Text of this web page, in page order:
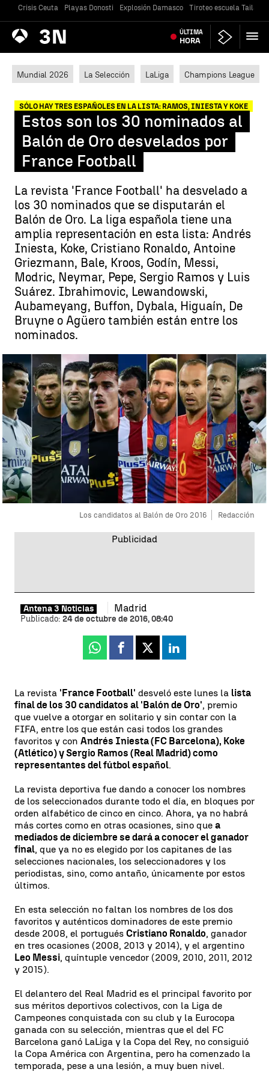
Crisis Ceuta Playas Donosti Explosión Damasco Tiroteo escuela
Antena
3 Noticias ÚLTIMA
HORA
Mundial 2026 La Selección LaLiga Champions League
SÓLO HAY TRES ESPAÑOLES EN LA LISTA: RAMOS, INIESTA Y KOKE
Estos son los 30 nominados al
Balón de Oro desvelados por
France Football
La revista 'France Football' ha desvelado a
los 30 nominados que se disputarán el
Balón de Oro. La liga española tiene una
amplia representación en esta lista: Andrés
Iniesta, Koke, Cristiano Ronaldo, Antoine
Griezmann, Bale, Kroos, Godín, Messi,
Modric, Neymar, Pepe, Sergio Ramos y Luis
Suárez. Ibrahimovic, Lewandowski,
Aubameyang, Buffon, Dybala, Higuaín, De
Bruyne o Agüero también están entre los
nominados.
Los candidatos al Balón de Oro 2016 Redacción
Antena 3 Noticias Madrid
Publicado: 24 de octubre de 2016, 08:40
Whatsapp
Facebook
X Linkedin
La revista 'France Football' desveló este lunes la lista
final de los 30 candidatos al 'Balón de Oro', premio
que vuelve a otorgar en solitario y sin contar con la
FIFA, entre los que están casi todos los grandes
favoritos y con Andrés Iniesta (FC Barcelona), Koke
(Atlético) y Sergio Ramos (Real Madrid) como
representantes del fútbol español.
La revista deportiva fue dando a conocer los nombres
de los seleccionados durante todo el día, en bloques por
orden alfabético de cinco en cinco. Ahora, ya no habrá
más cortes como en otras ocasiones, sino que a
mediados de diciembre se dará a conocer el ganador
final, que ya no es elegido por los capitanes de las
selecciones nacionales, los seleccionadores y los
periodistas, sino, como antaño, únicamente por estos
últimos.
En esta selección no faltan los nombres de los dos
favoritos y auténticos dominadores de este premio
desde 2008, el portugués Cristiano Ronaldo, ganador
en tres ocasiones (2008, 2013 y 2014), y el argentino
Leo Messi, quíntuple vencedor (2009, 2010, 2011, 2012
y 2015).
El delantero del Real Madrid es el principal favorito por
sus méritos deportivos colectivos, con la Liga de
Campeones conquistada con su club y la Eurocopa
ganada con su selección, mientras que el del FC
Barcelona ganó LaLiga y la Copa del Rey, no consiguió
la Copa América con Argentina, pero ha comenzado la
temporada, pese a una lesión, a muy buen nivel.